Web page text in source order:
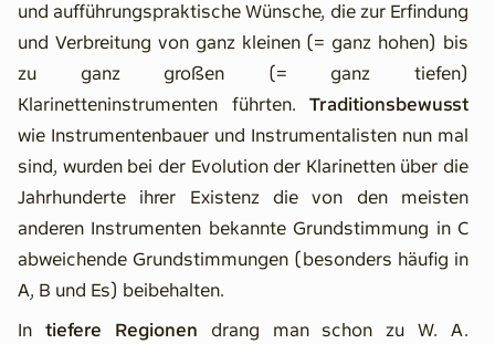
und aufführungspraktische Wünsche, die zur Erfindung
und Verbreitung von ganz kleinen (= ganz hohen) bis
zu ganz großen (= ganz tiefen)
Klarinetteninstrumenten führten. Traditionsbewusst
wie Instrumentenbauer und Instrumentalisten nun mal
sind, wurden bei der Evolution der Klarinetten über die
Jahrhunderte ihrer Existenz die von den meisten
anderen Instrumenten bekannte Grundstimmung in C
abweichende Grundstimmungen (besonders häufig in
A, B und Es) beibehalten.
In tiefere Regionen drang man schon zu W. A.